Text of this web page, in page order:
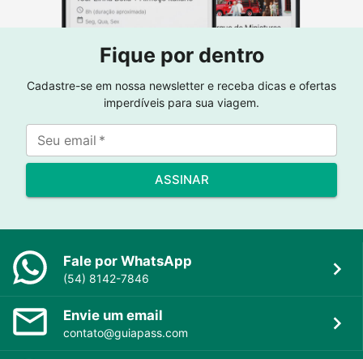
Fique por dentro
Cadastre-se em nossa newsletter e receba dicas e ofertas
imperdíveis para sua viagem.
Seu email *
ASSINAR
Fale por WhatsApp
(54) 8142-7846
Envie um email
contato@guiapass.com